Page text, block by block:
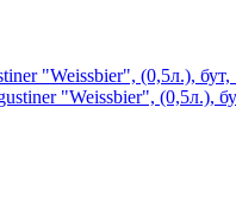
"Weissbier", (0,5л.), бут,